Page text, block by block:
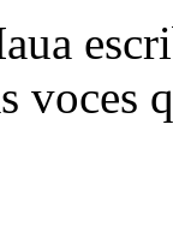
voces